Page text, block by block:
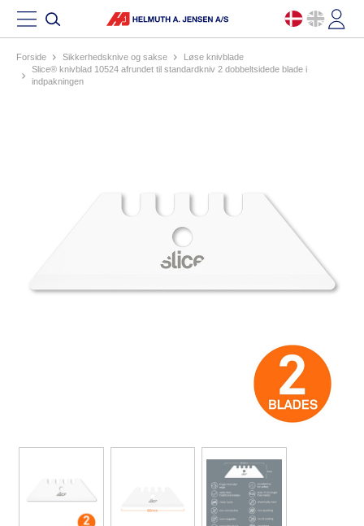
Forside sikkerhedsknive og sakse
løse knivblade
slice® knivblad 10524 afrundet til standardkniv 2 dobbeltsidede blade i
indpakningen